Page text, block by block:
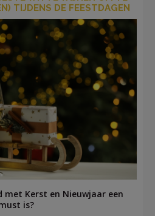
TIJDENS DE FEESTDAGEN
Kerst en Nieuwjaar een
is?